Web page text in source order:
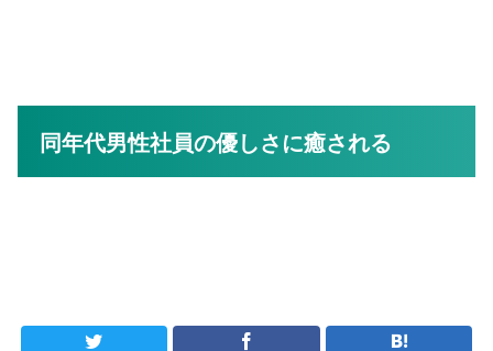
同年代男性社員の優しさに癒される